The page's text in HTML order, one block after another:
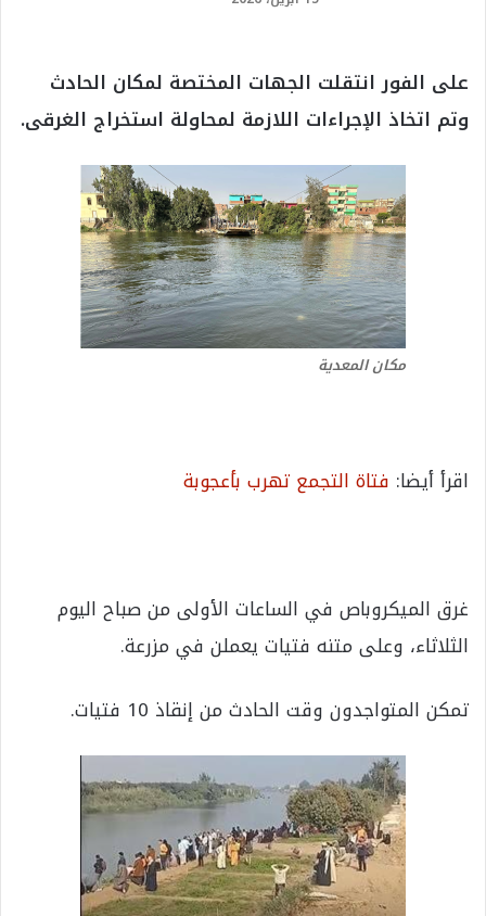
على الفور انتقلت الجهات المختصة لمكان الحادث
وتم اتخاذ الإجراءات اللازمة لمحاولة استخراج الغرقى.
مكان المعدية
اقرأ أيضا: فتاة التجمع تهرب بأعجوبة
غرق الميكروباص في الساعات الأولى من صباح اليوم
الثلاثاء، وعلى متنه فتيات يعملن في مزرعة.
تمكن المتواجدون وقت الحادث من إنقاذ 10 فتيات.